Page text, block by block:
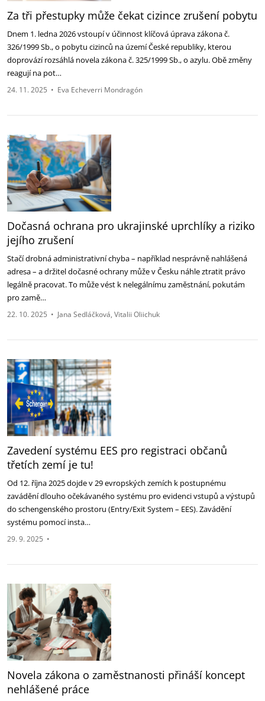
Za tři přestupky může čekat cizince zrušení pobytu
Dnem 1. ledna 2026 vstoupí v účinnost klíčová úprava zákona č.
326/1999 Sb., o pobytu cizinců na území České republiky, kterou
doprovází rozsáhlá novela zákona č. 325/1999 Sb., o azylu. Obě změny
reagují na pot…
24. 11. 2025 • Eva Echeverri Mondragón
Dočasná ochrana pro ukrajinské uprchlíky a riziko
jejího zrušení
Stačí drobná administrativní chyba – například nesprávně nahlášená
adresa – a držitel dočasné ochrany ‎může v Česku náhle ztratit právo
legálně pracovat. To může vést k nelegálnímu zaměstnání, pokutám
‎pro zamě…
22. 10. 2025 • Jana Sedláčková Vitalii Oliichuk
Zavedení systému EES pro registraci občanů
třetích zemí je tu!‎
Od 12. října 2025 dojde v 29 evropských zemích k postupnému
zavádění dlouho očekávaného systému ‎pro evidenci vstupů a výstupů
do schengenského prostoru (Entry/Exit System – EES). Zavádění
systému ‎pomocí insta…
29. 9. 2025 •
Novela zákona o zaměstnanosti přináší koncept
nehlášené práce